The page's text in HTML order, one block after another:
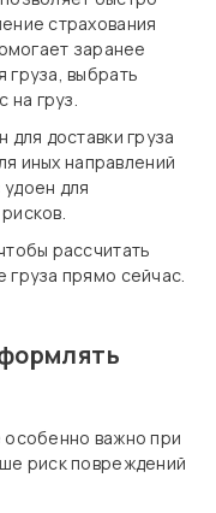
страхования
заранее
груза, выбрать
на груз.
для доставки груза
иных направлений
для
рассчитать
груза прямо сейчас.
особенно важно при
риск повреждений